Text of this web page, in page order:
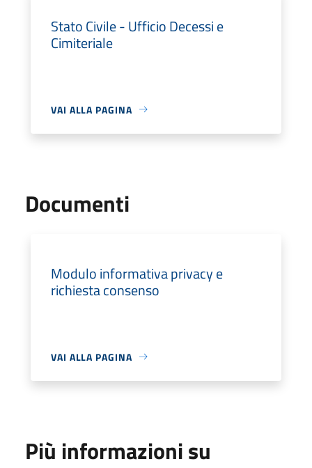
Stato Civile - Ufficio Decessi e
Cimiteriale
VAI ALLA PAGINA
Documenti
Modulo informativa privacy e
richiesta consenso
VAI ALLA PAGINA
Più informazioni su